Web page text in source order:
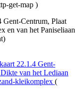
get-map )
Centrum, Plaat
en van het Paniseliaan
22.1.4 Gent-
van het Lediaan
kleikomplex (